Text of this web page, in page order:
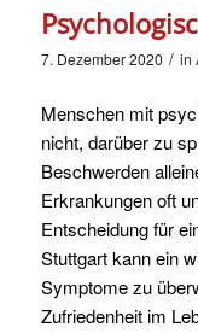
7. Dezember 2020 / in
Menschen mit
nicht, darüber zu
Beschwerden
Erkrankungen oft
Entscheidung für
Stuttgart kann ein
Symptome zu
Zufriedenheit im